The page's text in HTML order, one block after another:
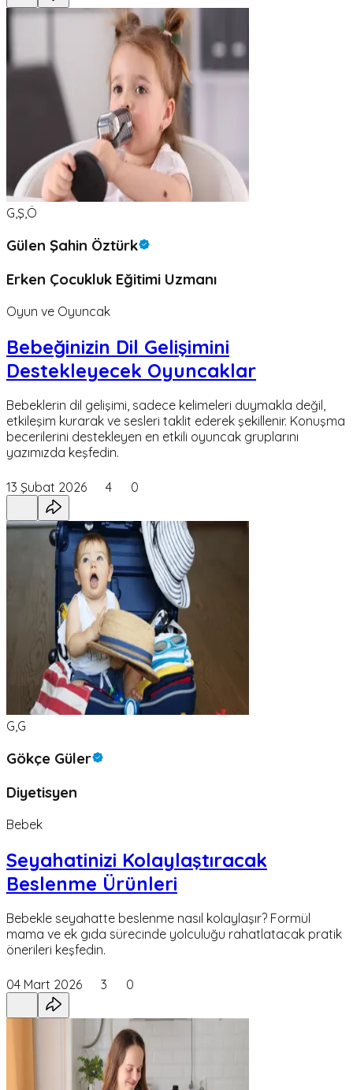
G,Ş,Ö
Gülen Şahin Öztürk
Erken Çocukluk Eğitimi Uzmanı
Oyun ve Oyuncak
Bebeğinizin Dil Gelişimini
Destekleyecek Oyuncaklar
Bebeklerin dil gelişimi, sadece kelimeleri duymakla değil,
etkileşim kurarak ve sesleri taklit ederek şekillenir. Konuşma
becerilerini destekleyen en etkili oyuncak gruplarını
yazımızda keşfedin.
13 Şubat 2026 4 0
G,G
Gökçe Güler
Diyetisyen
Bebek
Seyahatinizi Kolaylaştıracak
Beslenme Ürünleri
Bebekle seyahatte beslenme nasıl kolaylaşır? Formül
mama ve ek gıda sürecinde yolculuğu rahatlatacak pratik
önerileri keşfedin.
04 Mart 2026 3 0